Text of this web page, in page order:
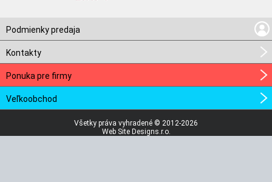
Podmienky predaja
Kontakty
Ponuka pre firmy
Veľkoobchod
Všetky práva vyhradené © 2012-2026
Web Site Designs.r.o.